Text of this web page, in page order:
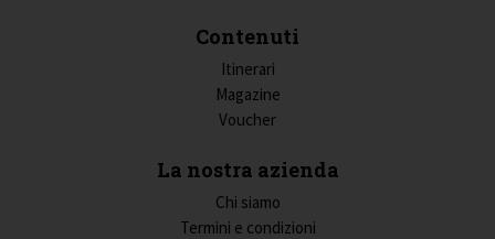
Contenuti
Itinerari
Magazine
Voucher
La nostra azienda
Chi siamo
Termini e condizioni